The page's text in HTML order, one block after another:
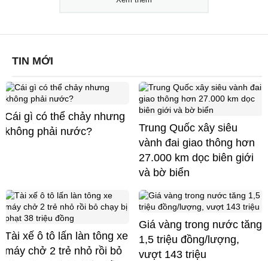
TIN MỚI
Cái gì có thể chảy nhưng
không phải nước?
Trung Quốc xây siêu
vành đai giao thông hơn
27.000 km dọc biên giới
và bờ biển
Tài xế ô tô lấn làn tông xe
máy chở 2 trẻ nhỏ rồi bỏ
Giá vàng trong nước tăng
1,5 triệu đồng/lượng,
vượt 143 triệu